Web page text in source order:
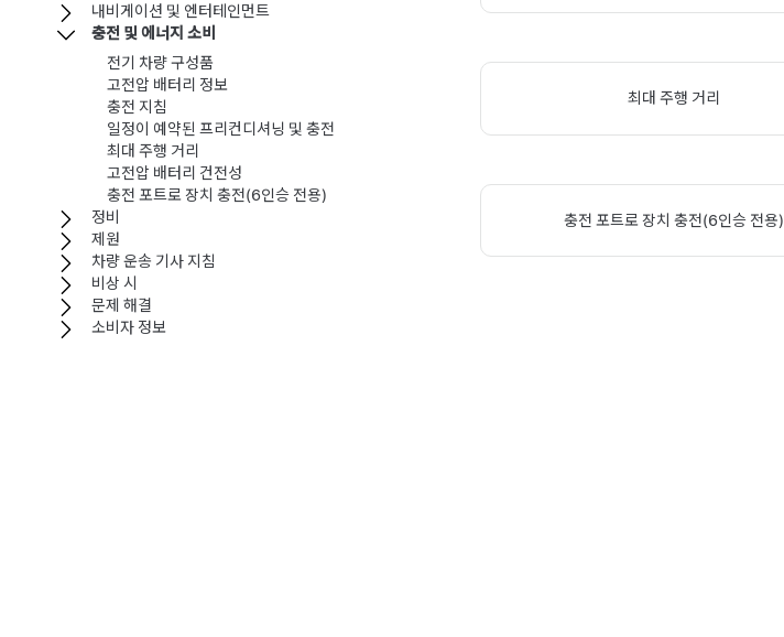
최대 주행 거리
충전 포트로 장치 충전(6인승 전용)
내비게이션 및 엔터테인먼트
충전 및 에너지 소비
전기 차량 구성품
고전압 배터리 정보
충전 지침
일정이 예약된 프리컨디셔닝 및 충전
최대 주행 거리
고전압 배터리 건전성
충전 포트로 장치 충전(6인승 전용)
정비
제원
차량 운송 기사 지침
비상 시
문제 해결
소비자 정보